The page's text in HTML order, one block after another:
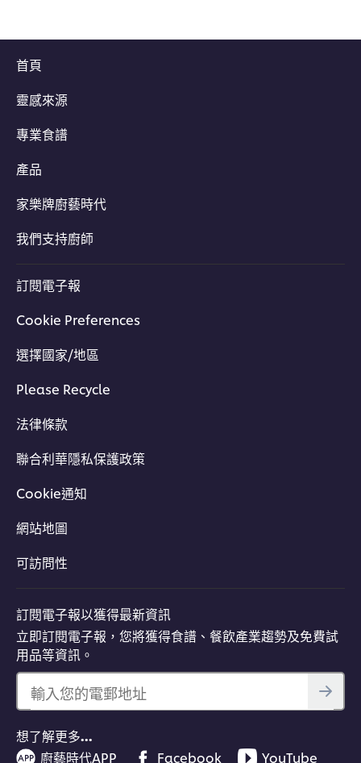
首頁
靈感來源
專業食譜
產品
家樂牌廚藝時代
我們支持廚師
訂閱電子報
Cookie Preferences
選擇國家/地區
Please Recycle
法律條款
聯合利華隱私保護政策
Cookie通知
網站地圖
可訪問性
訂閱電子報以獲得最新資訊
立即訂閱電子報，您將獲得食譜、餐飲產業趨勢及免費試
用品等資訊。
輸入您的電郵地址
想了解更多…
廚藝時代APP
Facebook YouTube